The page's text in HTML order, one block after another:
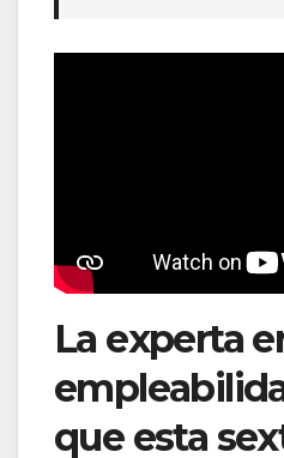
La experta
que esta